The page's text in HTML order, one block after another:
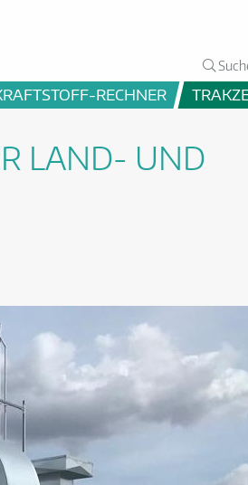
RECHNER
LAND- UND